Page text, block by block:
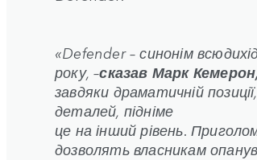
«Defender – синонім
року, –сказав Марк
завдяки драматичній
деталей, підніме
це на інший рівень.
дозволять власникам